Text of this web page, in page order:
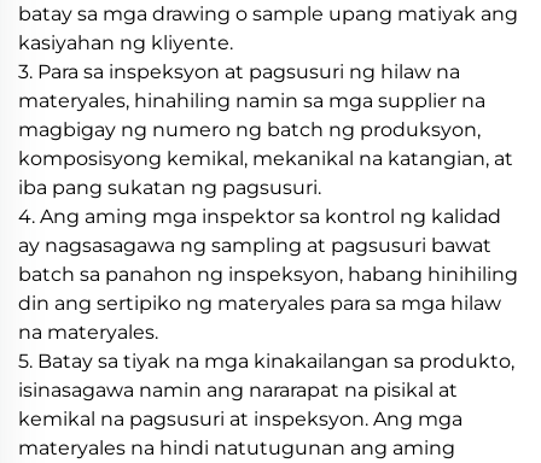
batay sa mga drawing o sample upang matiyak ang
kasiyahan ng kliyente.
3. Para sa inspeksyon at pagsusuri ng hilaw na
materyales, hinahiling namin sa mga supplier na
magbigay ng numero ng batch ng produksyon,
komposisyong kemikal, mekanikal na katangian, at
iba pang sukatan ng pagsusuri.
4. Ang aming mga inspektor sa kontrol ng kalidad
ay nagsasagawa ng sampling at pagsusuri bawat
batch sa panahon ng inspeksyon, habang hinihiling
din ang sertipiko ng materyales para sa mga hilaw
na materyales.
5. Batay sa tiyak na mga kinakailangan sa produkto,
isinasagawa namin ang nararapat na pisikal at
kemikal na pagsusuri at inspeksyon. Ang mga
materyales na hindi natutugunan ang aming